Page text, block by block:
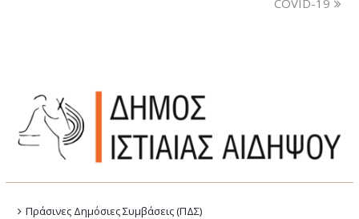
Πράσινες Δημόσιες Συμβάσεις (ΠΔΣ)